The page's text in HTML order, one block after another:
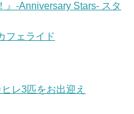
』-Anniversary Stars- スタ
フェライド
レ3匹をお出迎え